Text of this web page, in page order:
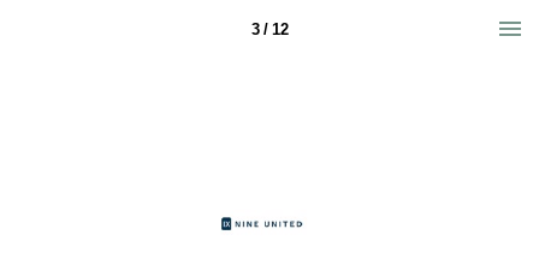
3 / 12